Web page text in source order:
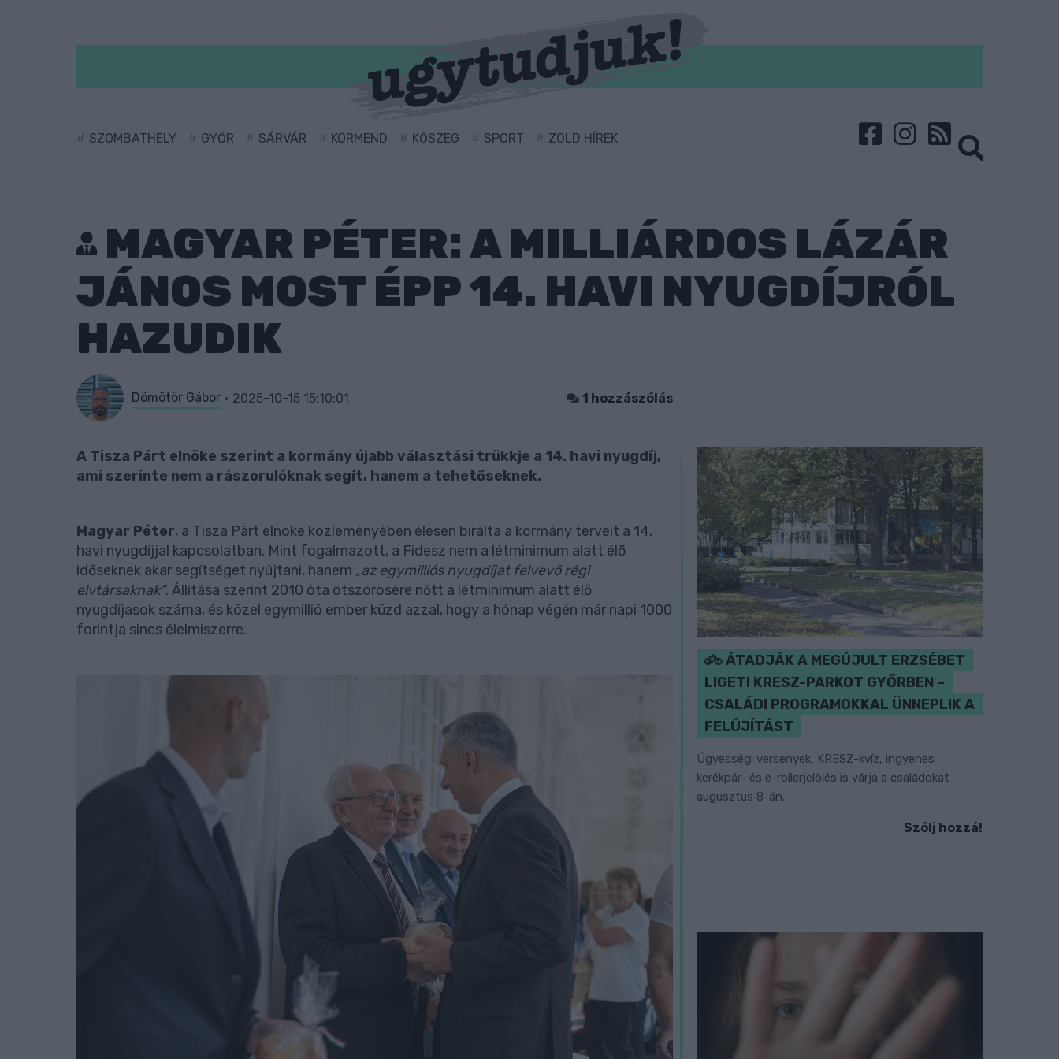
SZOMBATHELY GYŐR SÁRVÁR KÖRMEND KŐSZEG SPORT ZÖLD HÍREK
MAGYAR PÉTER: A MILLIÁRDOS LÁZÁR
JÁNOS MOST ÉPP 14. HAVI NYUGDÍJRÓL
HAZUDIK
Dömötör Gábor 2025-10-15 15:10:01 1 hozzászólás
A Tisza Párt elnöke szerint a kormány újabb választási trükkje a 14. havi nyugdíj,
ami szerinte nem a rászorulóknak segít, hanem a tehetőseknek.
Magyar Péter, a Tisza Párt elnöke közleményében élesen bírálta a kormány terveit a 14.
havi nyugdíjjal kapcsolatban. Mint fogalmazott, a Fidesz nem a létminimum alatt élő
időseknek akar segítséget nyújtani, hanem „az egymilliós nyugdíjat felvevő régi
elvtársaknak”. Állítása szerint 2010 óta ötszörösére nőtt a létminimum alatt élő
nyugdíjasok száma, és közel egymillió ember küzd azzal, hogy a hónap végén már napi 1000
forintja sincs élelmiszerre.
ÁTADJÁK A MEGÚJULT ERZSÉBET
LIGETI KRESZ-PARKOT GYŐRBEN –
CSALÁDI PROGRAMOKKAL ÜNNEPLIK A
FELÚJÍTÁST
Ügyességi versenyek, KRESZ-kvíz, ingyenes
kerékpár- és e-rollerjelölés is várja a családokat
augusztus 8-án.
Szólj hozzá!